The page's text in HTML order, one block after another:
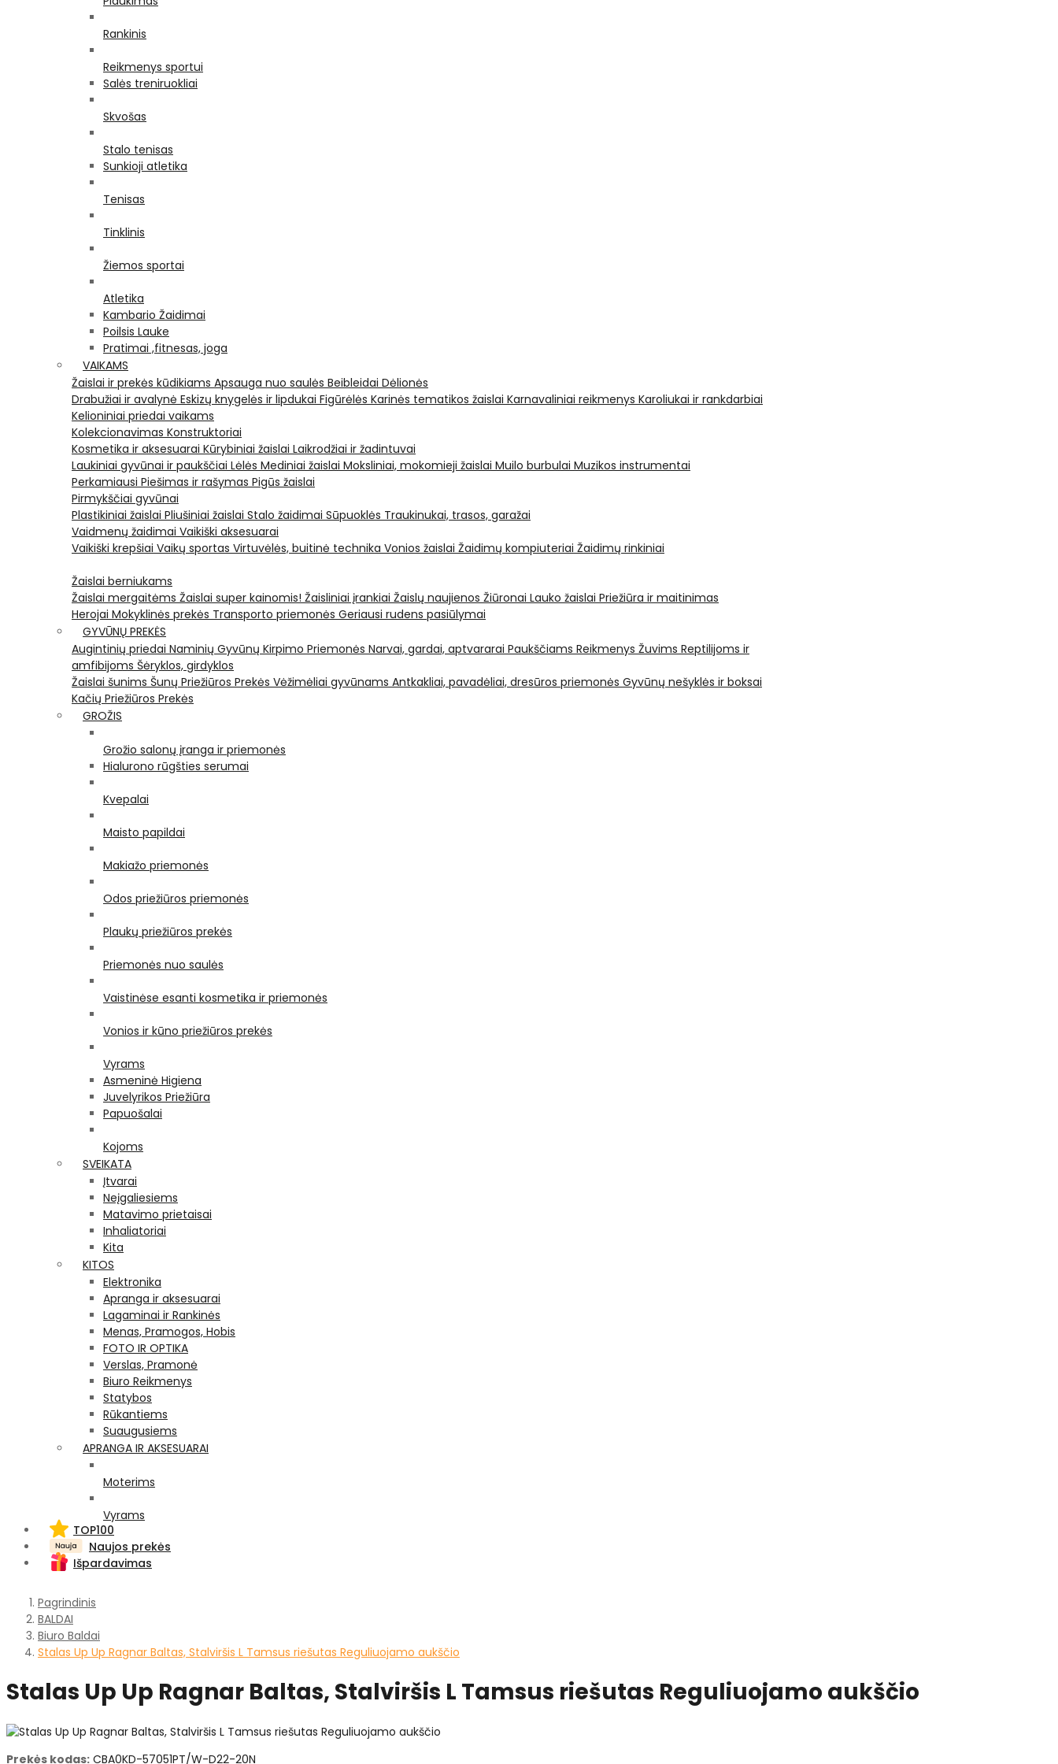
Rankinis
Reikmenys sportui
Salės treniruokliai
Skvošas
Stalo tenisas
Sunkioji atletika
Tenisas
Tinklinis
Žiemos sportai
Atletika
Kambario Žaidimai
Poilsis Lauke
Pratimai ,fitnesas, joga
VAIKAMS
Žaislai ir prekės kūdikiams Apsauga nuo saulės Beibleidai Dėlionės
Drabužiai ir avalynė Eskizų knygelės ir lipdukai Figūrėlės Karinės tematikos žaislai Karnavaliniai reikmenys Karoliukai ir rankdarbiai
Kelioniniai priedai vaikams
Kolekcionavimas Konstruktoriai
Kosmetika ir aksesuarai Kūrybiniai žaislai Laikrodžiai ir žadintuvai
Laukiniai gyvūnai ir paukščiai Lėlės Mediniai žaislai Moksliniai, mokomieji žaislai Muilo burbulai Muzikos instrumentai
Perkamiausi Piešimas ir rašymas Pigūs žaislai
Pirmykščiai gyvūnai
Plastikiniai žaislai Pliušiniai žaislai Stalo žaidimai Sūpuoklės Traukinukai, trasos, garažai
Vaidmenų žaidimai Vaikiški aksesuarai
Vaikiški krepšiai Vaikų sportas Virtuvėlės, buitinė technika Vonios žaislai Žaidimų kompiuteriai Žaidimų rinkiniai
Žaislai berniukams
Žaislai mergaitėms Žaislai super kainomis! Žaisliniai įrankiai Žaislų naujienos Žiūronai Lauko žaislai Priežiūra ir maitinimas
Herojai Mokyklinės prekės Transporto priemonės Geriausi rudens pasiūlymai
GYVŪNŲ PREKĖS
Augintinių priedai Naminių Gyvūnų Kirpimo Priemonės Narvai, gardai, aptvararai Paukščiams Reikmenys Žuvims Reptilijoms ir
amfibijoms Šėryklos, girdyklos
Žaislai šunims Šunų Priežiūros Prekės Vėžimėliai gyvūnams Antkakliai, pavadėliai, dresūros priemonės Gyvūnų nešyklės ir boksai
Kačių Priežiūros Prekės
GROŽIS
Grožio salonų įranga ir priemonės
Hialurono rūgšties serumai
Kvepalai
Maisto papildai
Makiažo priemonės
Odos priežiūros priemonės
Plaukų priežiūros prekės
Priemonės nuo saulės
Vaistinėse esanti kosmetika ir priemonės
Vonios ir kūno priežiūros prekės
Vyrams
Asmeninė Higiena
Juvelyrikos Priežiūra
Papuošalai
Kojoms
SVEIKATA
Įtvarai
Neįgaliesiems
Matavimo prietaisai
Inhaliatoriai
Kita
KITOS
Elektronika
Apranga ir aksesuarai
Lagaminai ir Rankinės
Menas, Pramogos, Hobis
FOTO IR OPTIKA
Verslas, Pramonė
Biuro Reikmenys
Statybos
Rūkantiems
Suaugusiems
APRANGA IR AKSESUARAI
Moterims
Vyrams
TOP100
Naujos prekės
Išpardavimas
Pagrindinis
BALDAI
Biuro Baldai
Stalas Up Up Ragnar Baltas, Stalviršis L Tamsus riešutas Reguliuojamo aukščio
Stalas Up Up Ragnar Baltas, Stalviršis L Tamsus riešutas Reguliuojamo aukščio
Prekės kodas: CBA0KD-57051PT/W-D22-20N